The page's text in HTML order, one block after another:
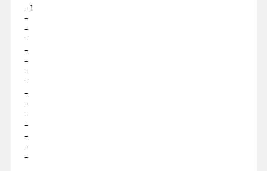
- 1
-
-
-
-
-
-
-
-
-
-
-
-
-
-